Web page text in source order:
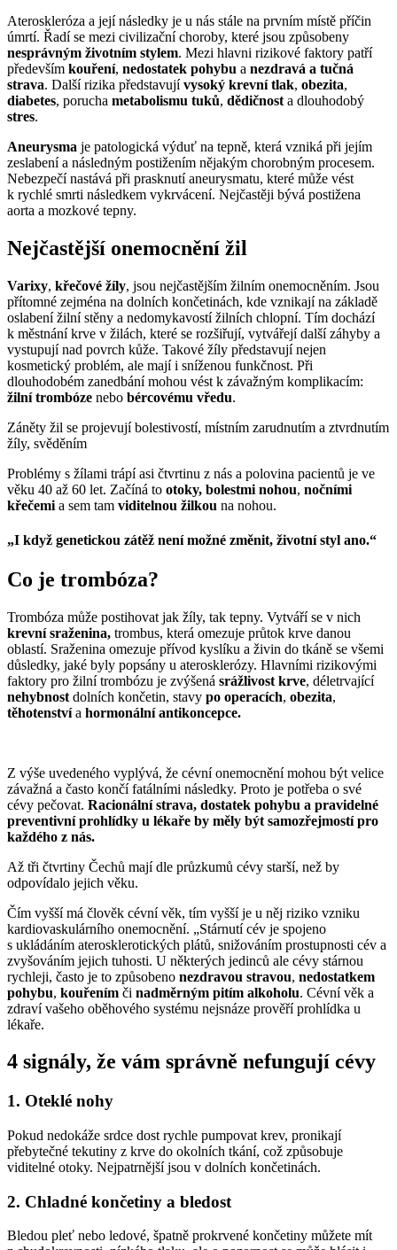
Ateroskleróza a její následky je u nás stále na prvním místě příčin
úmrtí. Řadí se mezi civilizační choroby, které jsou způsobeny
nesprávným životním stylem. Mezi hlavni rizikové faktory patří
především kouření, nedostatek pohybu a nezdravá a tučná
strava. Další rizika představujívysoký krevní tlak, obezita,
diabetes, porucha metabolismu tuků, dědičnost a dlouhodobý
stres.
Aneurysma je patologická výduť na tepně, která vzniká při jejím
zeslabení a následným postižením nějakým chorobným procesem.
Nebezpečí nastává při prasknutí aneurysmatu, které může vést
k rychlé smrti následkem vykrvácení. Nejčastěji bývá postižena
aorta a mozkové tepny.
Nejčastější onemocnění žil
Varixy, křečové žíly, jsou nejčastějším žilním onemocněním. Jsou
přítomné zejména na dolních končetinách, kde vznikají na základě
oslabení žilní stěny a nedomykavostí žilních chlopní. Tím dochází
k městnání krve v žilách, které se rozšiřují, vytvářejí další záhyby a
vystupují nad povrch kůže. Takové žíly představují nejen
kosmetický problém, ale mají i sníženou funkčnost. Při
dlouhodobém zanedbání mohou vést k závažným komplikacím:
žilní trombóze nebo bércovému vředu.
Záněty žil se projevují bolestivostí, místním zarudnutím a ztvrdnutím
žíly, svěděním
Problémy s žílami trápí asi čtvrtinu z nás a polovina pacientů je ve
věku 40 až 60 let. Začíná to otoky, bolestmi nohou, nočními
křečemi a sem tam viditelnou žilkou na nohou.
„I když genetickou zátěž není možné změnit, životní styl ano.“
Co je trombóza?
Trombóza může postihovat jak žíly, tak tepny. Vytváří se v nich
krevní sraženina, trombus, která omezuje průtok krve danou
oblastí. Sraženina omezuje přívod kyslíku a živin do tkáně se všemi
důsledky, jaké byly popsány u aterosklerózy. Hlavními rizikovými
faktory pro žilní trombózu je zvýšená srážlivost krve, déletrvající
nehybnost dolních končetin, stavy po operacích, obezita,
těhotenstvía hormonální antikoncepce.
Z výše uvedeného vyplývá, že cévní onemocnění mohou být velice
závažná a často končí fatálními následky. Proto je potřeba o své
cévy pečovat. Racionální strava, dostatek pohybu a pravidelné
preventivní prohlídky u lékaře by měly být samozřejmostí pro
každého z nás.
Až tři čtvrtiny Čechů mají dle průzkumů cévy starší, než by
odpovídalo jejich věku.
Čím vyšší má člověk cévní věk, tím vyšší je u něj riziko vzniku
kardiovaskulárního onemocnění. „Stárnutí cév je spojeno
s ukládáním aterosklerotických plátů, snižováním prostupnosti cév a
zvyšováním jejich tuhosti. U některých jedinců ale cévy stárnou
rychleji, často je to způsobeno nezdravou stravou, nedostatkem
pohybu, kouřením či nadměrným pitím alkoholu. Cévní věk a
zdraví vašeho oběhového systému nejsnáze prověří prohlídka u
lékaře.
4 signály, že vám správně nefungují cévy
1. Oteklé nohy
Pokud nedokáže srdce dost rychle pumpovat krev, pronikají
přebytečné tekutiny z krve do okolních tkání, což způsobuje
viditelné otoky. Nejpatrnější jsou v dolních končetinách.
2. Chladné končetiny a bledost
Bledou pleť nebo ledové, špatně prokrvené končetiny můžete mít